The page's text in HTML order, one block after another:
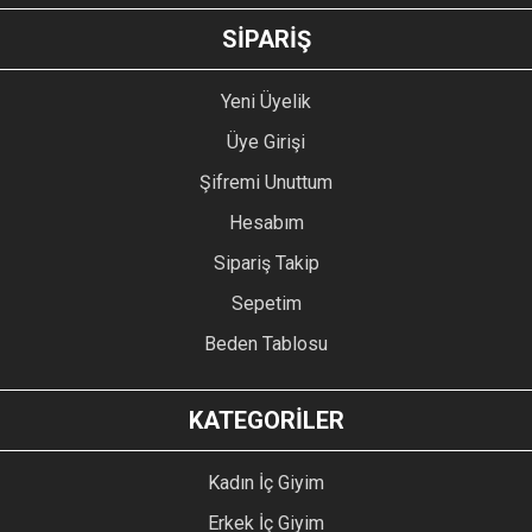
GÖNDER
SİPARİŞ
Yeni Üyelik
Üye Girişi
Şifremi Unuttum
Hesabım
Sipariş Takip
Sepetim
Beden Tablosu
KATEGORİLER
Kadın İç Giyim
Erkek İç Giyim